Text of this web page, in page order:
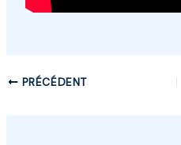
PRÉCÉDENT